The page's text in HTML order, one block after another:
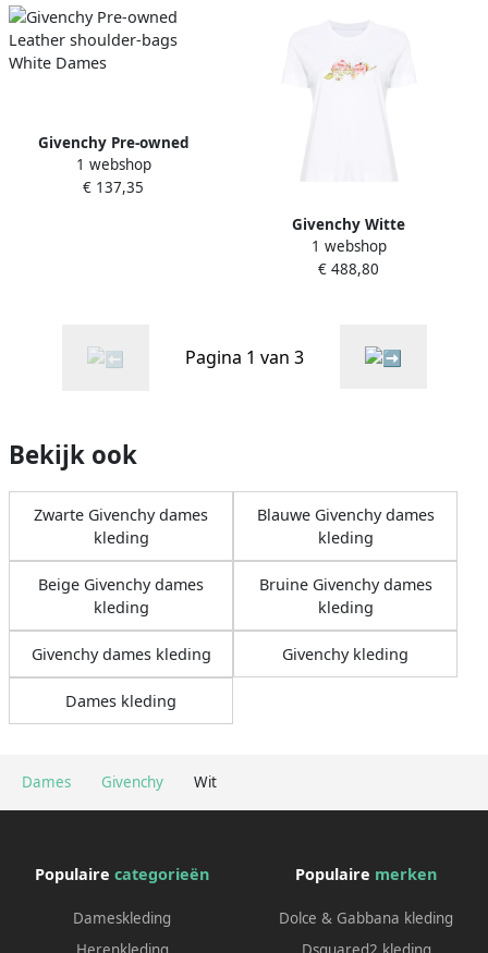
Dames Givenchy Wit
Givenchy Pre-owned
Leather shoulder-bags
White Dames
1 webshop
€ 137,35
Givenchy Witte
Bloemenprint Jersey Top
White Dames
1 webshop
€ 488,80
Pagina 1 van 3
Bekijk ook
Zwarte Givenchy dames
kleding
Blauwe Givenchy dames
kleding
Beige Givenchy dames
kleding
Bruine Givenchy dames
kleding
Givenchy dames kleding Givenchy kleding
Dames kleding
Populaire categorieën
Dameskleding
Populaire merken
Dolce & Gabbana kleding